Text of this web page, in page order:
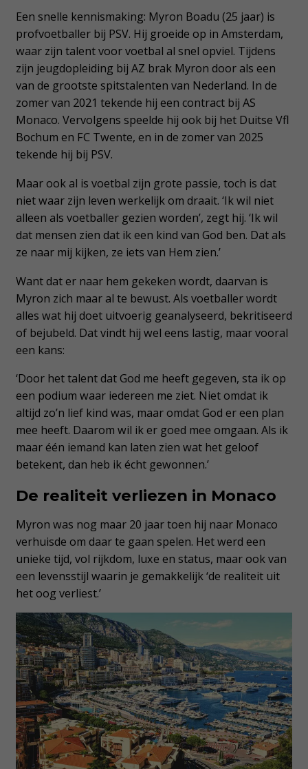
Een snelle kennismaking: Myron Boadu (25 jaar) is
profvoetballer bij PSV. Hij groeide op in Amsterdam,
waar zijn talent voor voetbal al snel opviel. Tijdens
zijn jeugdopleiding bij AZ brak Myron door als een
van de grootste spitstalenten van Nederland. In de
zomer van 2021 tekende hij een contract bij AS
Monaco. Vervolgens speelde hij ook bij het Duitse Vfl
Bochum en FC Twente, en in de zomer van 2025
tekende hij bij PSV.
Maar ook al is voetbal zijn grote passie, toch is dat
niet waar zijn leven werkelijk om draait. ‘Ik wil niet
alleen als voetballer gezien worden’, zegt hij. ‘Ik wil
dat mensen zien dat ik een kind van God ben. Dat als
ze naar mij kijken, ze iets van Hem zien.’
Want dat er naar hem gekeken wordt, daarvan is
Myron zich maar al te bewust. Als voetballer wordt
alles wat hij doet uitvoerig geanalyseerd, bekritiseerd
of bejubeld. Dat vindt hij wel eens lastig, maar vooral
een kans:
‘Door het talent dat God me heeft gegeven, sta ik op
een podium waar iedereen me ziet. Niet omdat ik
altijd zo’n lief kind was, maar omdat God er een plan
mee heeft. Daarom wil ik er goed mee omgaan. Als ik
maar één iemand kan laten zien wat het geloof
betekent, dan heb ik écht gewonnen.’
De realiteit verliezen in Monaco
Myron was nog maar 20 jaar toen hij naar Monaco
verhuisde om daar te gaan spelen. Het werd een
unieke tijd, vol rijkdom, luxe en status, maar ook van
een levensstijl waarin je gemakkelijk ‘de realiteit uit
het oog verliest.’